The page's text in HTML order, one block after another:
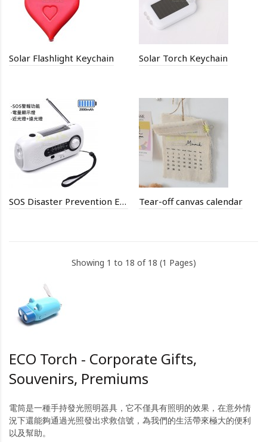
Solar Flashlight Keychain Solar Torch Keychain
SOS Disaster Prevention Emergency Flashlight Radio Tear-off canvas calendar
Showing 1 to 18 of 18 (1 Pages)
ECO Torch - Corporate Gifts,
Souvenirs, Premiums
電筒是一種手持發光照明器具，它不僅具有照明的效果，在意外情
況下還能夠通過光照發出求救信號，為我們的生活帶來極大的便利
以及幫助。